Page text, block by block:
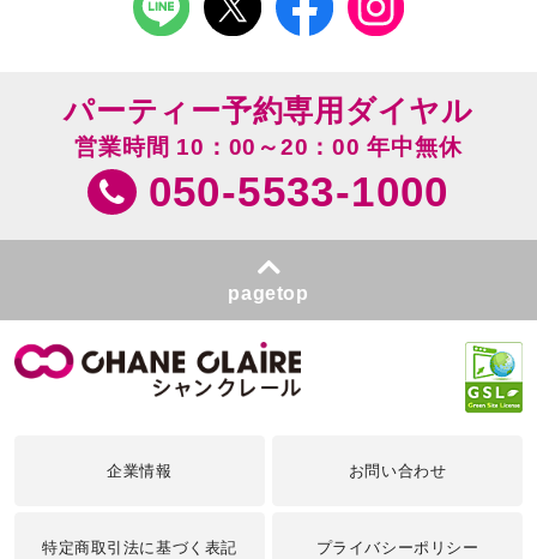
パーティー予約専用ダイヤル
営業時間 10：00～20：00 年中無休
050-5533-1000
pagetop
企業情報 お問い合わせ
特定商取引法に基づく表記 プライバシーポリシー